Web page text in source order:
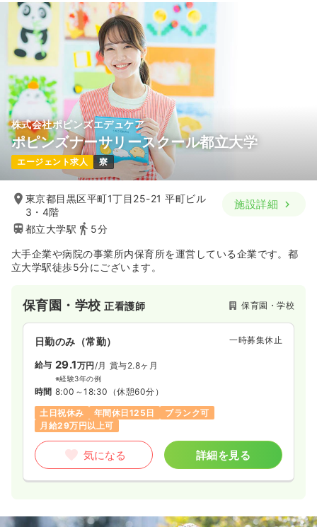
株式会社ポピンズエデュケア
ポピンズナーサリースクール都立大学
エージェント求人 寮
東京都目黒区平町1丁目25-21 平町ビル
3・4階
都立大学駅
5分
施設詳細
大手企業や病院の事業所内保育所を運営している企業です。都
立大学駅徒歩5分にございます。
保育園・学校正看護師 保育園・学校
日勤のみ（常勤） 一時募集休止
給与 29.1万円/月 賞与2.8ヶ月
※経験3年の例
時間 8:00～18:30 （休憩60分）
土日祝休み
年間休日125日
ブランク可
月給29万円以上可
気になる 詳細を見る